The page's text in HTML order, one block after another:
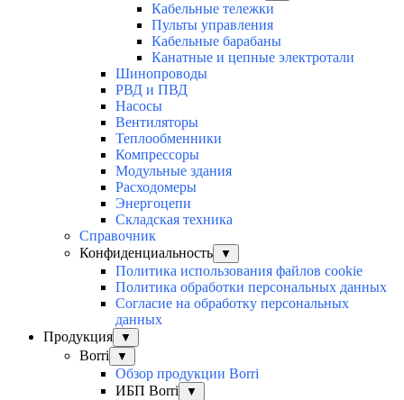
Кабельные тележки
Пульты управления
Кабельные барабаны
Канатные и цепные электротали
Шинопроводы
РВД и ПВД
Насосы
Вентиляторы
Теплообменники
Компрессоры
Модульные здания
Расходомеры
Энергоцепи
Складская техника
Справочник
Конфиденциальность
▼
Политика использования файлов cookie
Политика обработки персональных данных
Согласие на обработку персональных
данных
Продукция
▼
Borri ▼
Обзор продукции Borri
ИБП Borri
▼